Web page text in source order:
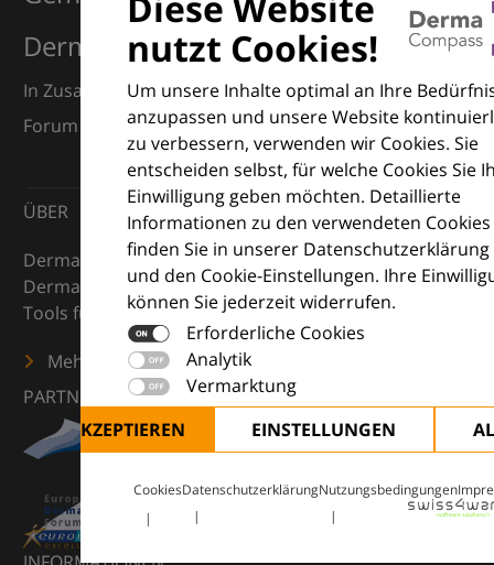
nutzt Cookies!
Um unsere Inhalte optimal an Ihre
anzupassen und unsere Website
zu verbessern, verwenden wir Cookies. Sie
entscheiden selbst, für welche Cookies Sie
Einwilligung geben möchten. Detaillierte
Informationen zu den verwendeten Cookies
finden Sie in unserer Datenschutzerklärung
und den Cookie-Einstellungen. Ihre
können Sie jederzeit widerrufen.
Erforderliche Cookies
Analytik
Vermarktung
ALLE AKZEPTIEREN
EINSTELLUNGEN
CookiesDatenschutzerklärungNutzungsbedingungen
Dermatologie
In Zusammenarbeit mit dem European Dermatology
Forum (EDF) und Euroderm Excellence
ÜBER
DermaCompass ist Ihr digitaler Kompass für die
Dermatologie – mit Wissen, Bildern und praktischen
Tools für den klinischen Alltag.
Mehr erfahren
PARTNER